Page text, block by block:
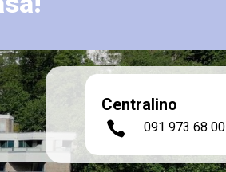
Centralino
 091 973 68 00